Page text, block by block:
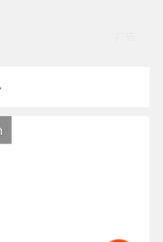
稍等片刻